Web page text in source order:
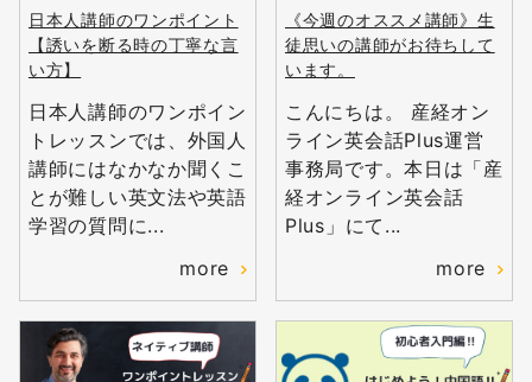
日本人講師のワンポイント
【誘いを断る時の丁寧な言
い方】
日本人講師のワンポイン
トレッスンでは、外国人
講師にはなかなか聞くこ
とが難しい英文法や英語
学習の質問に...
more
《今週のオススメ講師》生
徒思いの講師がお待ちして
います。
こんにちは。 産経オン
ライン英会話Plus運営
事務局です。本日は「産
経オンライン英会話
Plus」にて...
more